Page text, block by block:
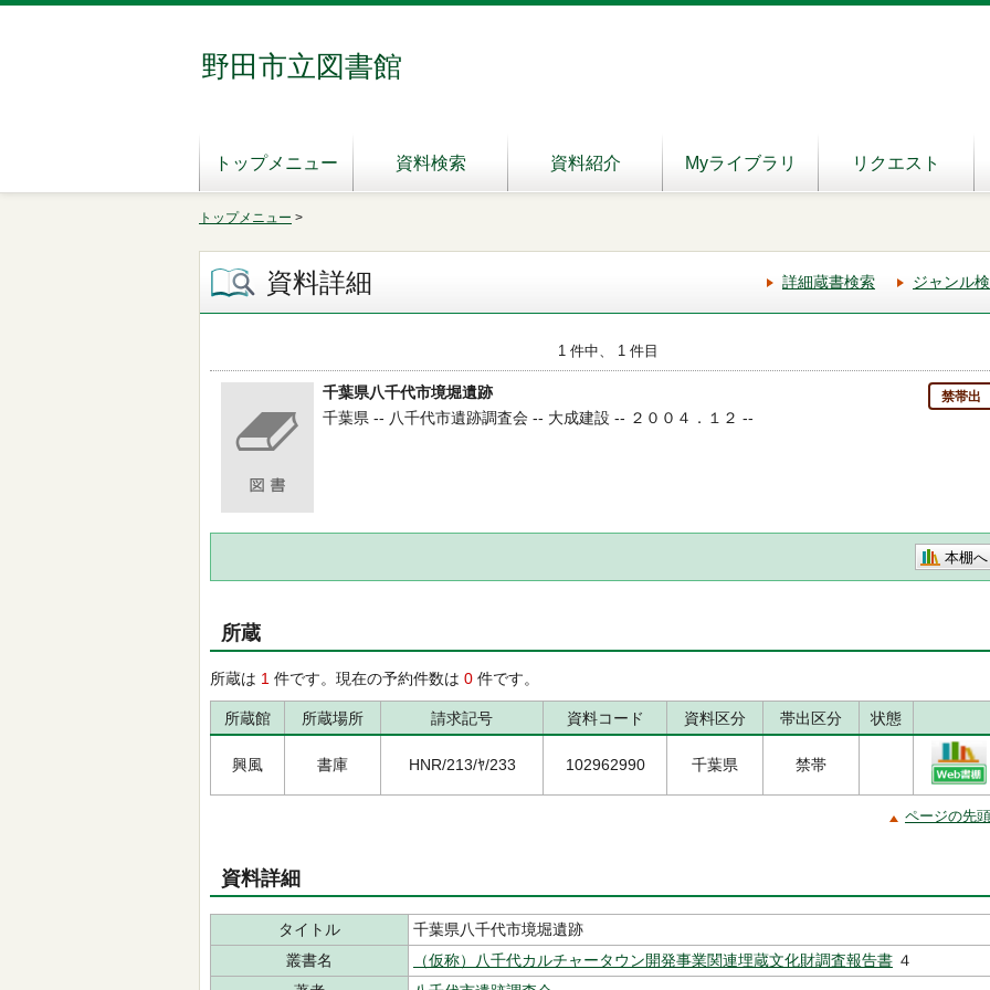
野田市立図書館
トップメニュー 資料検索 資料紹介 Myライブラリ リクエスト
トップメニュー >
資料詳細 詳細蔵書検索 ジャンル
1 件中、 1 件目
千葉県八千代市境堀遺跡 禁帯出
千葉県 -- 八千代市遺跡調査会 -- 大成建設 -- ２００４．１２ --
本棚へ
所蔵
所蔵は 1 件です。現在の予約件数は 0 件です。
所蔵館 所蔵場所 請求記号 資料コード 資料区分 帯出区分 状態
興風 書庫 HNR/213/ﾔ/233 102962990 千葉県 禁帯
ページの先
資料詳細
タイトル
千葉県八千代市境堀遺跡
叢書名
（仮称）八千代カルチャータウン開発事業関連埋蔵文化財調査報告書 ４